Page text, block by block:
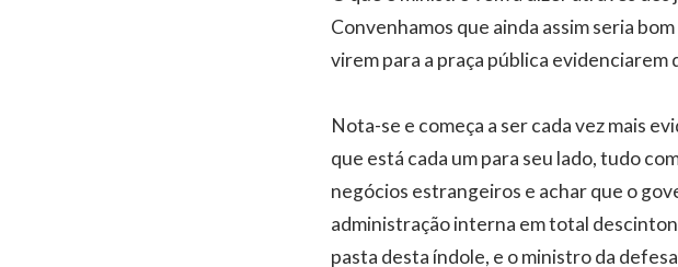
Convenhamos que ainda assim seria
virem para a praça pública evidenciarem
Nota-se e começa a ser cada vez mais
que está cada um para seu lado, tudo
negócios estrangeiros e achar que o
administração interna em total
pasta desta índole, e o ministro da